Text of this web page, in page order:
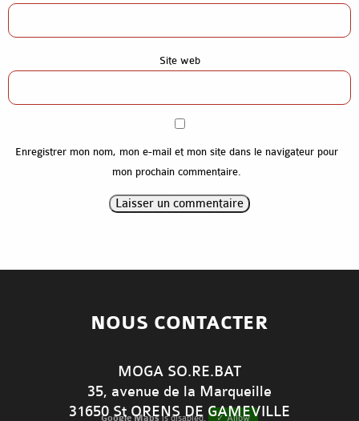
Contact
Site web
Enregistrer mon nom, mon e-mail et mon site dans le navigateur pour
mon prochain commentaire.
Google Maps is disabled. ✓ Allow
NOUS CONTACTER
MOGA SO.RE.BAT
35, avenue de la Marqueille
31650 St ORENS DE GAMEVILLE